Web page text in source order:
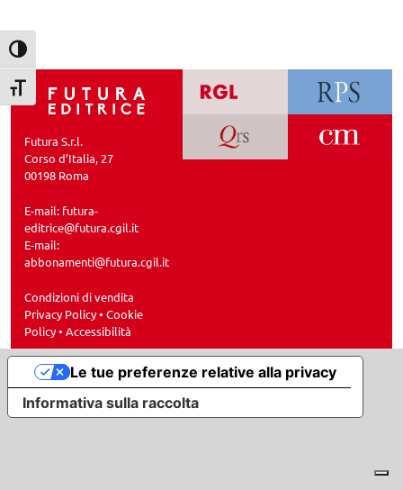
Attiva/disattiva alto contrasto
Attiva/disattiva dimensione testo
Futura S.r.l.
Corso d’Italia, 27
00198 Roma
E-mail: futura-
editrice@futura.cgil.it
E-mail:
abbonamenti@futura.cgil.it
Condizioni di vendita
Privacy Policy• Cookie
Policy• Accessibilità
Informativa sulla raccolta
Le tue preferenze relative alla privacy